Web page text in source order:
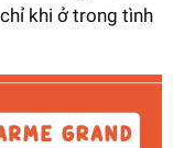
khi ở trong tình